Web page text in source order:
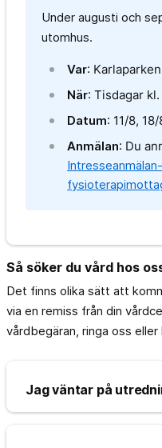
Under augusti och
utomhus.
Var:
När: Tisdagar kl.
Datum: 11/8,
Anmälan: Du
Så söker du vård hos
Det finns olika sätt att
via en remiss från din
vårdbegäran, ringa oss
Jag väntar på